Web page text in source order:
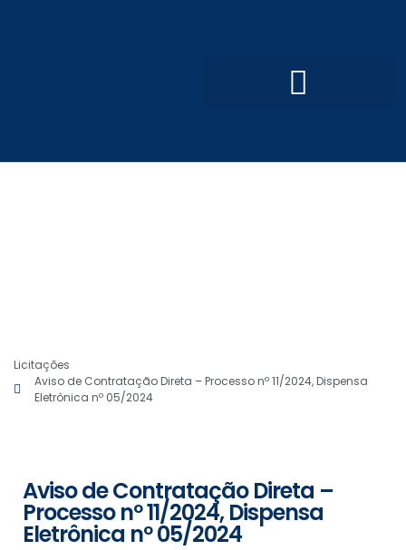
Licitações
Aviso de Contratação Direta – Processo nº 11/2024, Dispensa
Eletrônica nº 05/2024
Aviso de Contratação Direta –
Processo nº 11/2024, Dispensa
Eletrônica nº 05/2024